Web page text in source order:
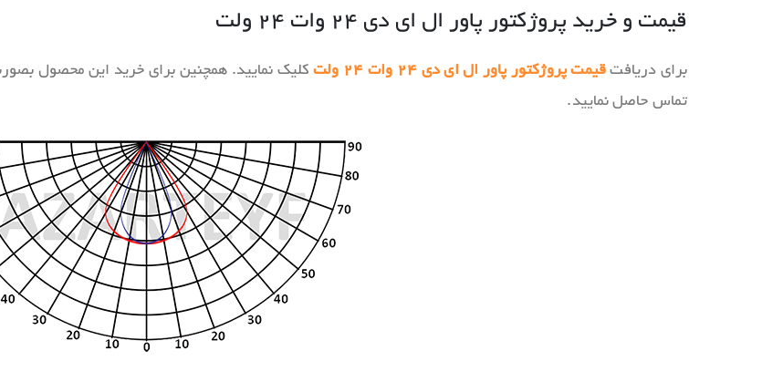
قیمت و خرید پروژکتور پاور ال ای دی ۲۴ وات ۲۴ ولت
برای دریافتقیمت پروژکتور پاور ال ای دی ۲۴ وات ۲۴ ولت
تماس حاصل نمایید.